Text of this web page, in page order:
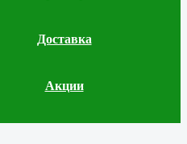
Доставка
Акции